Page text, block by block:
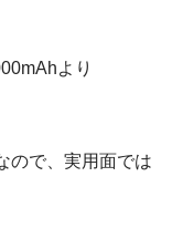
より
ので、実用面では